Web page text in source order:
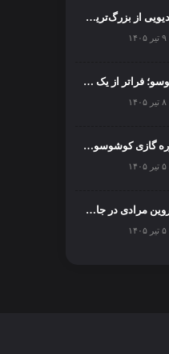
گزارش ویدیویی از بزرگ‌ترین رویداد اسبدوانی ترکیه
گازی کوشوسو؛ فراتر از یک مسابقه
صدمین دوره گازی کوشوسو ۲۰۲۶
قهرمانی آروین مرادی در جاکارتا